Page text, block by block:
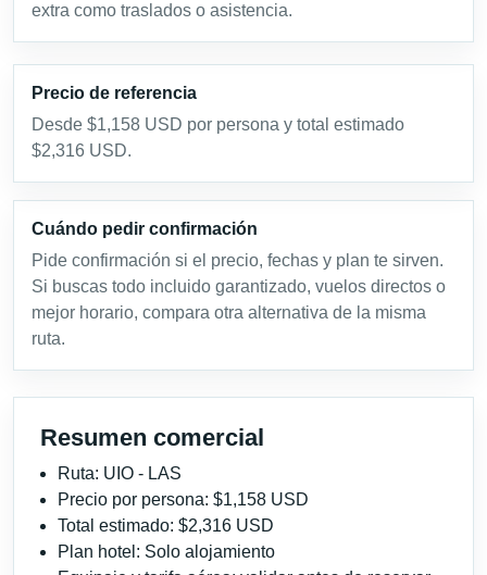
extra como traslados o asistencia.
Precio de referencia
Desde $1,158 USD por persona y total estimado
$2,316 USD.
Cuándo pedir confirmación
Pide confirmación si el precio, fechas y plan te sirven.
Si buscas todo incluido garantizado, vuelos directos o
mejor horario, compara otra alternativa de la misma
ruta.
Resumen comercial
Ruta: UIO - LAS
Precio por persona: $1,158 USD
Total estimado: $2,316 USD
Plan hotel: Solo alojamiento